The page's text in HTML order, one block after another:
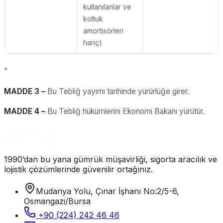
kullanılanlar ve
koltuk
amortisörleri
hariç)
”
MADDE 3 – Bu Tebliğ yayımı tarihinde yürürlüğe girer.
MADDE 4 – Bu Tebliğ hükümlerini Ekonomi Bakanı yürütür.
1990’dan bu yana gümrük müşavirliği, sigorta aracılık ve
lojistik çözümlerinde güvenilir ortağınız.
Mudanya Yolu, Çınar İşhanı No:2/5-6,
Osmangazi/Bursa
+90 (224) 242 46 46